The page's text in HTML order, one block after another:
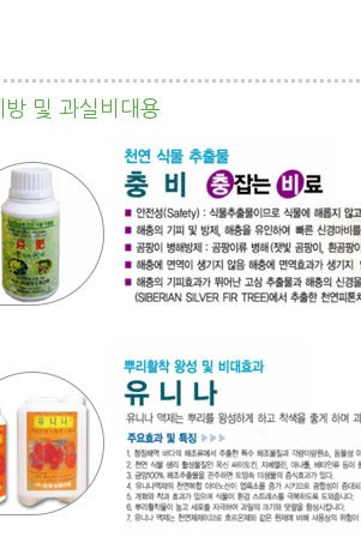
방 및 과실비대용